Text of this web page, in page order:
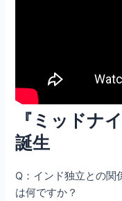
『ミッドナ
誕生
Q：インド独立との関
は何ですか？